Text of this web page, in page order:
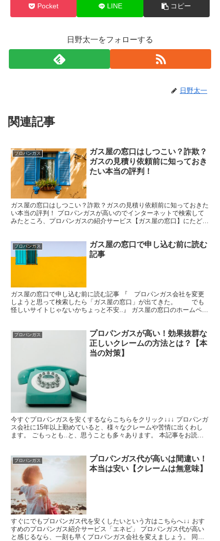
Pocket LINE コピー
日野太一をフォローする
日野太一
関連記事
プロパンガス
ガス屋の窓口はしつこい？詐欺？
ガスの見積り依頼前に知っておき
たい本当の評判！
ガス屋の窓口はしつこい？詐欺？ガスの見積り依頼前に知っておきた
い本当の評判！ プロパンガスが高いのでインターネットで検索して
みたところ、プロパンガスの紹介サービス【ガス屋の窓口】にたどり
プロパンガス
ガス屋の窓口で申し込む前に読む
記事
ガス屋の窓口で申し込む前に読む記事 『 プロパンガス会社を変更
しようと思って検索したら「ガス屋の窓口」が出てきた。 でも
怪しいサイトじゃないかちょっと不安..』 ガス屋の窓口のホームペー
プロパンガス
プロパンガスが高い！効果抜群な
正しいクレームの方法とは？【本
当の対策】
今すぐプロパンガスを安くするならこちらをクリック↓↓↓ プロパンガ
ス会社に15年以上勤めていると、様々なクレームや苦情に出くわし
ます。 ごもっとも..と、思うことも多々あります。 本記事をお読み
プロパンガス
プロパンガス代が高いは間違い！
本当は安い【クレームは無意味】
すぐにでもプロパンガス代を安くしたいという方はこちらへ↓↓ おす
すめのプロパンガス紹介サービス「エネピ」 プロパンガス代が高い
と感じるなら、一刻も早くプロパンガス会社を変えましょう。 同じ